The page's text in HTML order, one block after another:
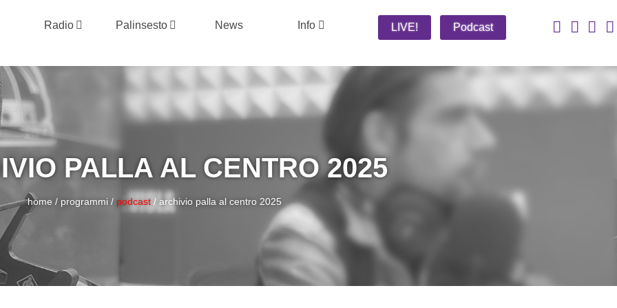
Radio Palinsesto News Info LIVE! Podcast
PALLA AL CENTRO 2025
home / programmi/ podcast/ archivio palla al centro 2025